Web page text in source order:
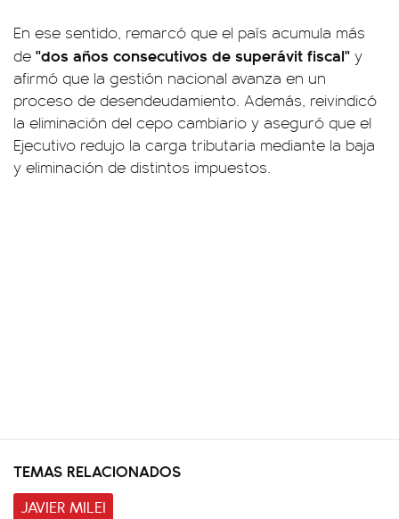
En ese sentido, remarcó que el país acumula más
de "dos años consecutivos de superávit fiscal" y
afirmó que la gestión nacional avanza en un
proceso de desendeudamiento. Además, reivindicó
la eliminación del cepo cambiario y aseguró que el
Ejecutivo redujo la carga tributaria mediante la baja
y eliminación de distintos impuestos.
TEMAS RELACIONADOS
JAVIER MILEI